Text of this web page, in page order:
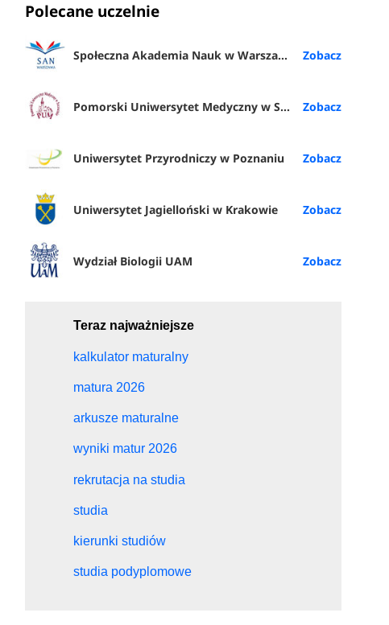
Polecane uczelnie
Społeczna Akademia Nauk w Warszawie
Pomorski Uniwersytet Medyczny w Szczecinie
Uniwersytet Przyrodniczy w Poznaniu
Uniwersytet Jagielloński w Krakowie
Wydział Biologii UAM
Teraz najważniejsze
kalkulator maturalny
matura 2026
arkusze maturalne
wyniki matur 2026
rekrutacja na studia
studia
kierunki studiów
studia podyplomowe